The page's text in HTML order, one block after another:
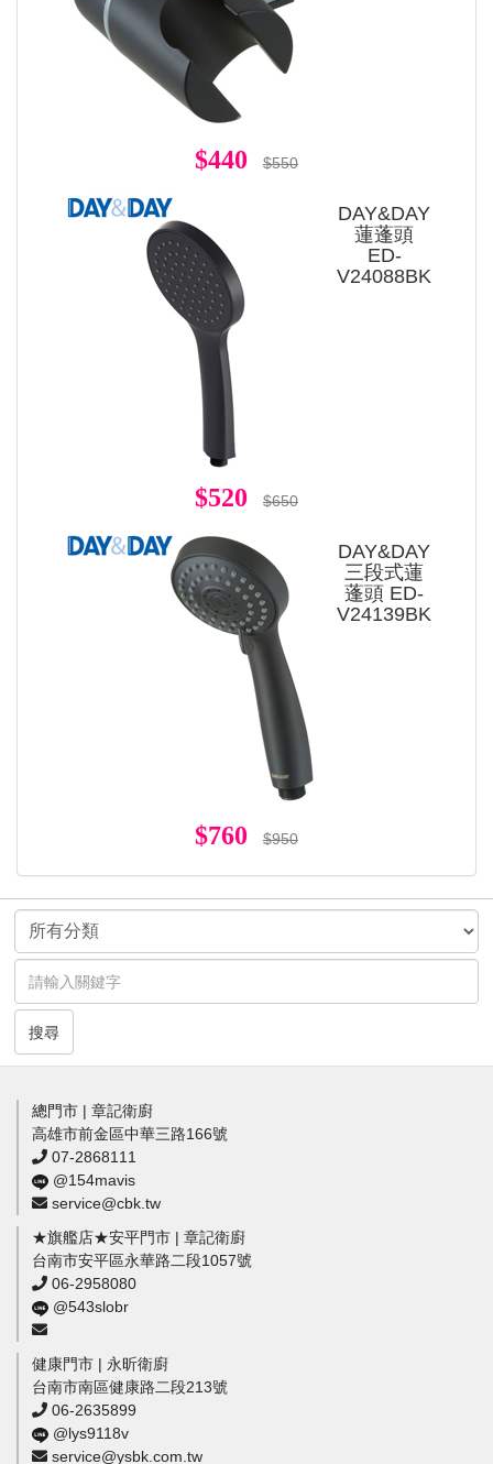
$440 $550
DAY&DAY
蓮蓬頭
ED-
V24088BK
$520 $650
DAY&DAY
三段式蓮
蓬頭 ED-
V24139BK
$760 $950
搜尋
總門市 | 章記衛廚
高雄市前金區中華三路166號
07-2868111
@154mavis
service@cbk.tw
★旗艦店★安平門市 | 章記衛廚
台南市安平區永華路二段1057號
06-2958080
@543slobr
健康門市 | 永昕衛廚
台南市南區健康路二段213號
06-2635899
@lys9118v
service@ysbk.com.tw